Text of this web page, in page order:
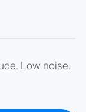
Low noise.